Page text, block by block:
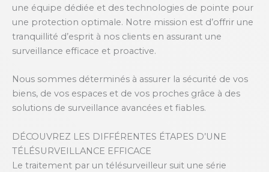
une équipe dédiée et des technologies de pointe pour
une protection optimale. Notre mission est d’offrir une
tranquillité d’esprit à nos clients en assurant une
surveillance efficace et proactive.
Nous sommes déterminés à assurer la sécurité de vos
biens, de vos espaces et de vos proches grâce à des
solutions de surveillance avancées et fiables.
DÉCOUVREZ LES DIFFÉRENTES ÉTAPES D’UNE
TÉLÉSURVEILLANCE EFFICACE
Le traitement par un télésurveilleur suit une série